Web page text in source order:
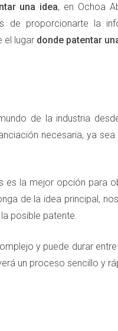
una idea, en Ochoa
de proporcionarte la
el lugar donde patentar
de la industria
necesaria, ya
es la mejor opción para
de la idea principal,
posible patente.
y puede durar
un proceso sencillo y